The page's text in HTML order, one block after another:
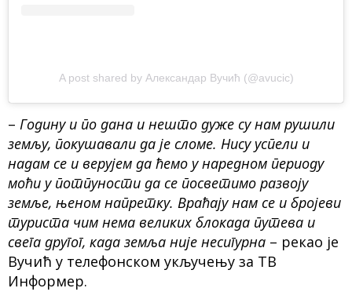
A post shared by Александар Вучић (@avucic)
– Годину и по дана и нешто дуже су нам рушили
земљу, покушавали да је сломе. Нису успели и
надам се и верујем да ћемо у наредном периоду
моћи у потпуности да се посветимо развоју
земље, њеном напретку. Враћају нам се и бројеви
туриста чим нема великих блокада путева и
свега другог, када земља није несигурна – рекао је
Вучић у телефонском укључењу за ТВ
Информер.